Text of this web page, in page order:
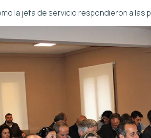
la jefa de servicio respondieron a